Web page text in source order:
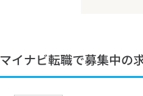
マイナビ転職で募集中の